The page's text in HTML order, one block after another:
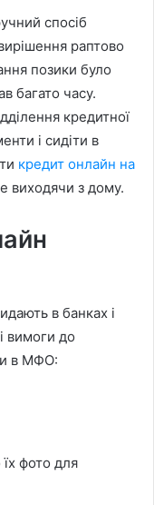
спосіб
раптово
позики було
багато часу.
кредитної
і сидіти в
кредит онлайн на
виходячи з дому.
в банках і
вимоги до
в МФО:
фото для